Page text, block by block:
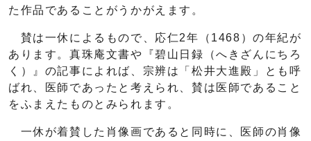
た作品であることがうかがえます。
賛は一休によるもので、応仁2年（1468）の年紀が
あります。真珠庵文書や『碧山日録（へきざんにちろ
く）』の記事によれば、宗辨は「松井大進殿」とも呼
ばれ、医師であったと考えられ、賛は医師であること
をふまえたものとみられます。
一休が着賛した肖像画であると同時に、医師の肖像